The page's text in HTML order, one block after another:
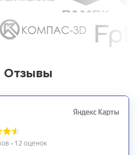
Отзывы